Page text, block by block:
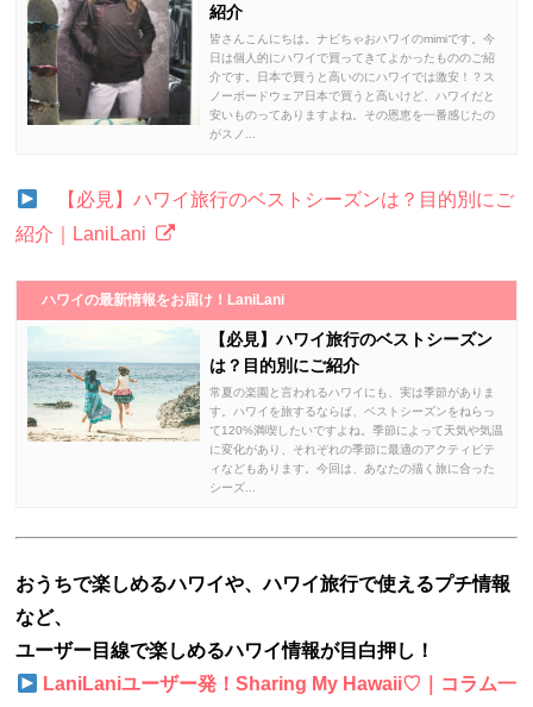
紹介
皆さんこんにちは。ナビちゃおハワイのmimiです。今
日は個人的にハワイで買ってきてよかったもののご紹
介です。日本で買うと高いのにハワイでは激安！？ス
ノーボードウェア日本で買うと高いけど、ハワイだと
安いものってありますよね。その恩恵を一番感じたの
がスノ...
【必見】ハワイ旅行のベストシーズンは？目的別にご
紹介｜LaniLani
ハワイの最新情報をお届け！LaniLani
【必見】ハワイ旅行のベストシーズン
は？目的別にご紹介
常夏の楽園と言われるハワイにも、実は季節がありま
す。ハワイを旅するならば、ベストシーズンをねらっ
て120%満喫したいですよね。季節によって天気や気温
に変化があり、それぞれの季節に最適のアクティビテ
ィなどもあります。今回は、あなたの描く旅に合った
シーズ...
おうちで楽しめるハワイや、ハワイ旅行で使えるプチ情報
など、
ユーザー目線で楽しめるハワイ情報が目白押し！
LaniLaniユーザー発！Sharing My Hawaii♡｜コラム一